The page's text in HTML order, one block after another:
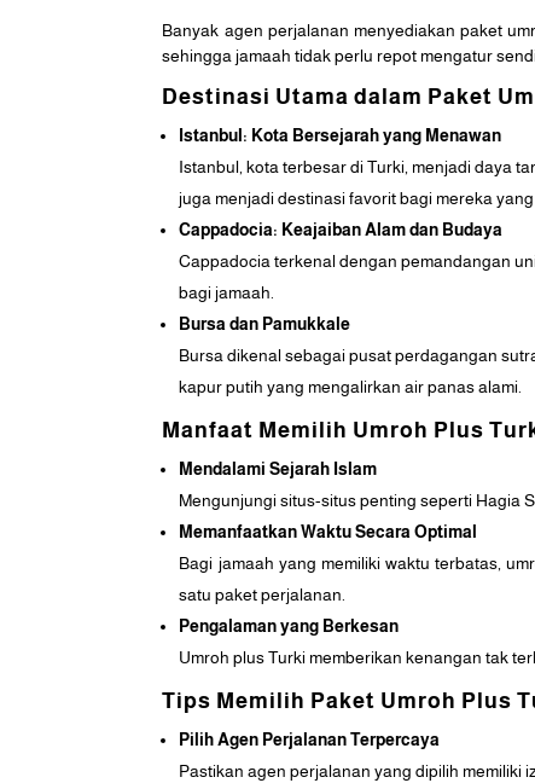
Banyak agen perjalanan menyediakan paket
sehingga jamaah tidak perlu repot mengatur
Destinasi Utama dalam Paket
Istanbul: Kota Bersejarah yang Menawan
Istanbul, kota terbesar di Turki, menjadi daya
juga menjadi destinasi favorit bagi mereka
Cappadocia: Keajaiban Alam dan Budaya
Cappadocia terkenal dengan pemandangan
bagi jamaah.
Bursa dan Pamukkale
Bursa dikenal sebagai pusat perdagangan
kapur putih yang mengalirkan air panas alami.
Manfaat Memilih Umroh Plus
Mendalami Sejarah Islam
Mengunjungi situs-situs penting seperti Hagia
Memanfaatkan Waktu Secara Optimal
Bagi jamaah yang memiliki waktu terbatas,
satu paket perjalanan.
Pengalaman yang Berkesan
Umroh plus Turki memberikan kenangan tak
Tips Memilih Paket Umroh Plus
Pilih Agen Perjalanan Terpercaya
Pastikan agen perjalanan yang dipilih memiliki